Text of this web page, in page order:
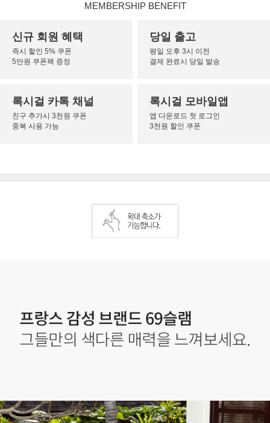
MEMBERSHIP BENEFIT
신규 회원 혜택
즉시 할인 5% 쿠폰
5만원 쿠폰팩 증정
당일 출고
평일 오후 3시 이전
결제 완료시 당일 발송
록시걸 카톡 채널
친구 추가시 3천원 쿠폰
중복 사용 가능
록시걸 모바일앱
앱 다운로드 첫 로그인
3천원 할인 쿠폰